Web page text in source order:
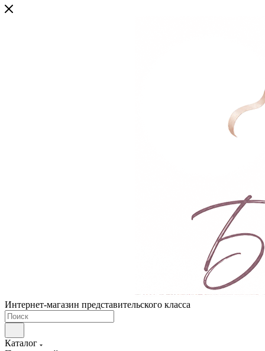
Интернет-магазин представительского класса
Каталог